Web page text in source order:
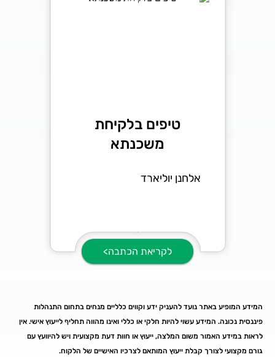
טיפים בלקיחת
משכנתא
אלחנן יוליארד
לקריאת הכתבה>
המידע המופיע באתר נועד להעניק ידע וקווים כלליים מנחים בתחום התנהלות
פיננסית נכונה. המידע עשוי להיות חלקי או כללי ואינו מהווה תחליף לייעוץ אישי. אין
לראות במידע האמור משום המלצה, ייעוץ או חוות דעת מקצועית ויש להיוועץ עם
גורם מקצועי לצורך קבלת ייעוץ המותאם לצרכיו האישיים של הלקוח.